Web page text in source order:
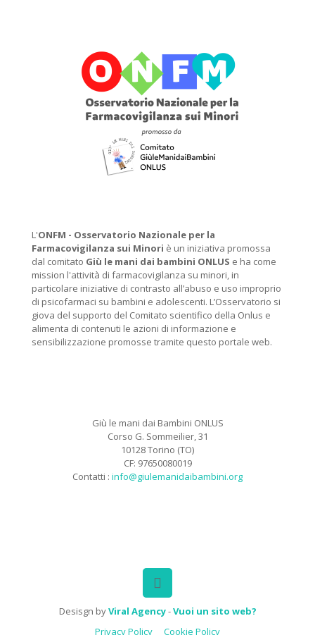
L'ONFM - Osservatorio Nazionale per la
Farmacovigilanza sui Minori è un iniziativa promossa
dal comitato Giù le mani dai bambini ONLUS e ha come
mission l'attività di farmacovigilanza su minori, in
particolare iniziative di contrasto all’abuso e uso improprio
di psicofarmaci su bambini e adolescenti. L’Osservatorio si
giova del supporto del Comitato scientifico della Onlus e
alimenta di contenuti le azioni di informazione e
sensibilizzazione promosse tramite questo portale web.
Giù le mani dai Bambini ONLUS
Corso G. Sommeilier, 31
10128 Torino (TO)
CF: 97650080019
Contatti : info@giulemanidaibambini.org
Desisgn byViral Agency-Vuoi un sito web?
Privacy Policy
Cookie Policy